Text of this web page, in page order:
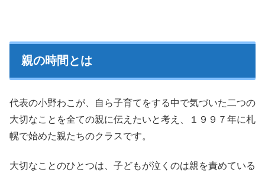
親の時間とは
代表の小野わこが、自ら子育てをする中で気づいた二つの
大切なことを全ての親に伝えたいと考え、
１９９７年に札
幌で始めた親たちのクラスです。
大切なことのひとつは、子どもが泣くのは親を責めている